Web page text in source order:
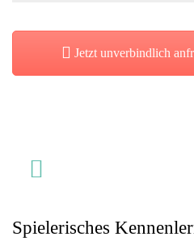
Jetzt unverbindlich
Spielerisches